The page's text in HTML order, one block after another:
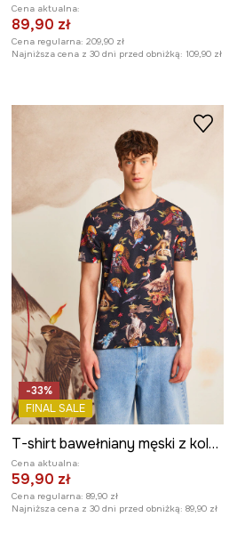
Cena aktualna:
89,90 zł
Cena regularna: 209,90 zł
Najniższa cena z 30 dni przed obniżką: 109,90 zł
-33%
FINAL SALE
T-shirt bawełniany męski z kolekcji El Gato Chimney x Medicine kolor czarny
Cena aktualna:
59,90 zł
Cena regularna: 89,90 zł
Najniższa cena z 30 dni przed obniżką: 89,90 zł